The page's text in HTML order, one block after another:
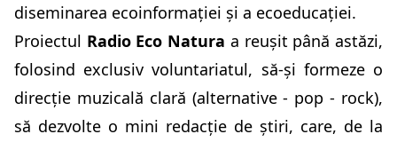
diseminarea ecoinformației și a ecoeducației.
Proiectul Radio Eco Natura a reușit până astăzi,
folosind exclusiv voluntariatul, să-și formeze o
direcție muzicală clară (alternative - pop - rock),
să dezvolte o mini redacție de știri, care, de la